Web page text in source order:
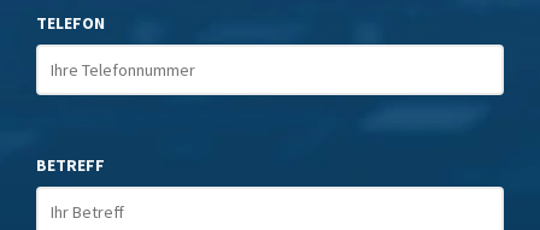
TELEFON
BETREFF